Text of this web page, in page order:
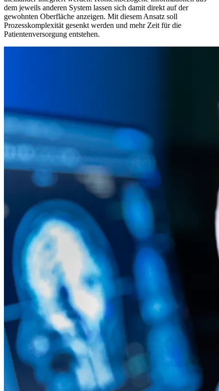
dem jeweils anderen System lassen sich damit direkt auf der
gewohnten Oberfläche anzeigen. Mit diesem Ansatz soll
Prozesskomplexität gesenkt werden und mehr Zeit für die
Patientenversorgung entstehen.